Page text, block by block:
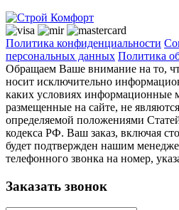
Политика конфиденциальности
персональных данных Политика
Обращаем Ваше внимание на то,
носит исключительно
каких условиях информационные
размещенные на сайте, не
определяемой положениями
кодекса РФ. Ваш заказ, включая
будет подтвержден нашим
телефонного звонка на номер,
Заказать звонок